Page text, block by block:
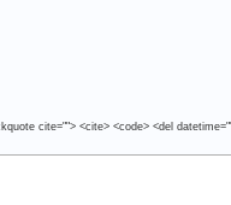
cite=""> <cite> <code> <del